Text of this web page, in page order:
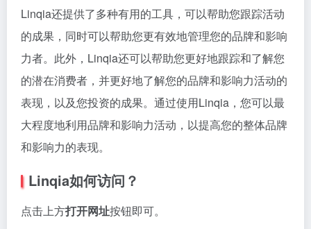
Linqia还提供了多种有用的工具，可以帮助您跟踪活动
的成果，同时可以帮助您更有效地管理您的品牌和影响
力者。此外，Linqia还可以帮助您更好地跟踪和了解您
的潜在消费者，并更好地了解您的品牌和影响力活动的
表现，以及您投资的成果。通过使用Linqia，您可以最
大程度地利用品牌和影响力活动，以提高您的整体品牌
和影响力的表现。
Linqia如何访问？
点击上方打开网址按钮即可。